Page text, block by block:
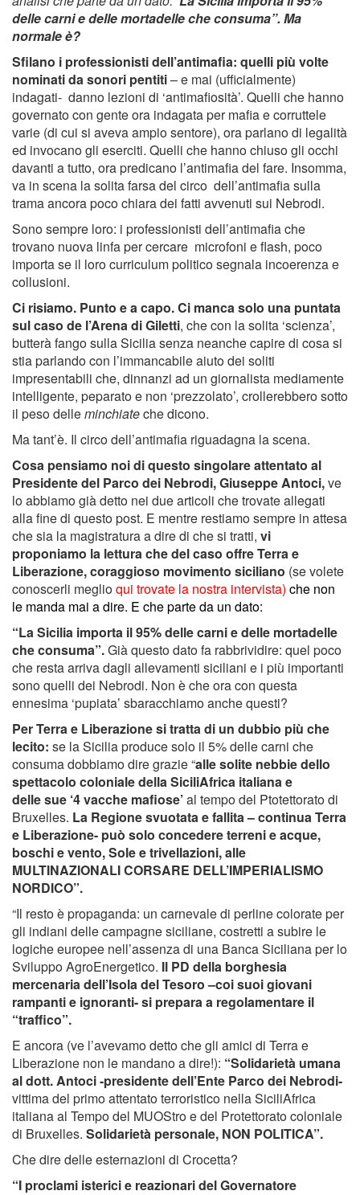
delle carni e delle mortadelle che consuma”. Ma
normale è?
Sfilano i professionisti dell’antimafia: quelli più volte
nominati da sonori pentiti– e mai (ufficialmente)
indagati- danno lezioni di ‘antimafiosità’. Quelli che hanno
governato con gente ora indagata per mafia e corruttele
varie (di cui si aveva ampio sentore), ora parlano di legalità
ed invocano gli eserciti. Quelli che hanno chiuso gli occhi
davanti a tutto, ora predicano l’antimafia del fare. Insomma,
va in scena la solita farsa del circo dell’antimafia sulla
trama ancora poco chiara dei fatti avvenuti sui Nebrodi.
Sono sempre loro: i professionisti dell’antimafia che
trovano nuova linfa per cercare microfoni e flash, poco
importa se il loro curriculum politico segnala incoerenza e
collusioni.
Ci risiamo. Punto e a capo. Ci manca solo una puntata
sul caso de l’Arena di Giletti, che con la solita ‘scienza’,
butterà fango sulla Sicilia senza neanche capire di cosa si
stia parlando con l’immancabile aiuto dei soliti
impresentabili che, dinnanzi ad un giornalista mediamente
intelligente, peparato e non ‘prezzolato’, crollerebbero sotto
il peso delleminchiateche dicono.
Ma tant’è. Il circo dell’antimafia riguadagna la scena.
Cosa pensiamo noi di questo singolare attentato al
Presidente del Parco dei Nebrodi, Giuseppe Antoci,ve
lo abbiamo già detto nei due articoli che trovate allegati
alla fine di questo post. E mentre restiamo sempre in attesa
che sia la magistratura a dire di che si tratti, vi
proponiamo la lettura che del caso offre Terra e
Liberazione, coraggioso movimento siciliano (se volete
conoscerli meglioqui trovate la nostra intervista) che non
le manda mai a dire. E che parte da un dato:
“La Sicilia importa il 95% delle carni e delle mortadelle
che consuma”.Già questo dato fa rabbrividire: quel poco
che resta arriva dagli allevamenti siciliani e i più importanti
sono quelli dei Nebrodi. Non è che ora con questa
ennesima ‘pupiata’ sbaracchiamo anche questi?
Per Terra e Liberazione si tratta di un dubbio più che
lecito: se la Sicilia produce solo il 5% delle carni che
consuma dobbiamo dire grazie “alle solite nebbie dello
spettacolo coloniale della SiciliAfrica italiana e
delle sue ‘4 vacche mafiose’al tempo del Ptotettorato di
Bruxelles. La Regione svuotata e fallita – continua Terra
e Liberazione- può solo concedere terreni e acque,
boschi e vento, Sole e trivellazioni, alle
MULTINAZIONALI CORSARE DELL’IMPERIALISMO
NORDICO”.
“Il resto è propaganda: un carnevale di perline colorate per
gli indiani delle campagne siciliane, costretti a subire le
logiche europee nell’assenza di una Banca Siciliana per lo
Sviluppo AgroEnergetico. Il PD della borghesia
mercenaria dell’Isola del Tesoro –coi suoi giovani
rampanti e ignoranti- si prepara a regolamentare il
“traffico”.
E ancora (ve l’avevamo detto che gli amici di Terra e
Liberazione non le mandano a dire!): “Solidarietà umana
al dott. Antoci -presidente dell’Ente Parco dei Nebrodi-
vittima del primo attentato terroristico nella SiciliAfrica
italiana al Tempo del MUOStro e del Protettorato coloniale
di Bruxelles. Solidarietà personale, NON POLITICA”.
Che dire delle esternazioni di Crocetta?
“I proclami isterici e reazionari del Governatore